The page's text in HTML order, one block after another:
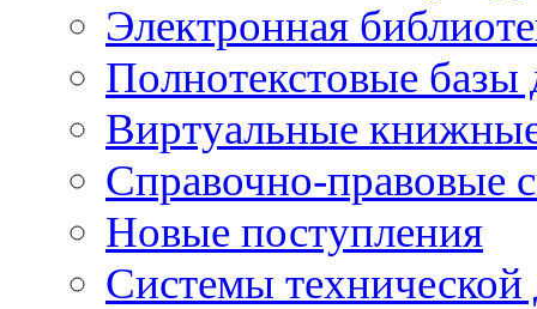
Электронная
Полнотекстовые
Виртуальные
Справочно-правовые
Новые поступления
Cистемы